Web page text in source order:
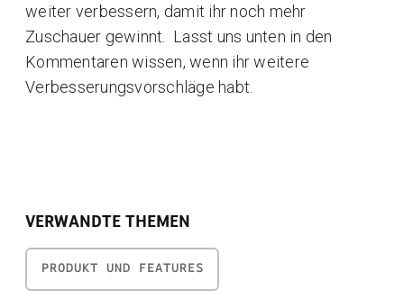
weiter verbessern, damit ihr noch mehr
Zuschauer gewinnt. Lasst uns unten in den
Kommentaren wissen, wenn ihr weitere
Verbesserungsvorschläge habt.
VERWANDTE THEMEN
PRODUKT UND FEATURES